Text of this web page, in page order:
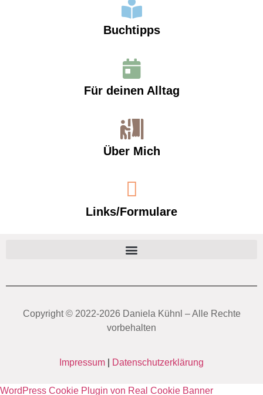
Buchtipps
Für deinen Alltag
Über Mich
Links/Formulare
Copyright ©️ 2022-2026 Daniela Kühnl – Alle Rechte
vorbehalten
Impressum Datenschutzerklärung
WordPress Cookie Plugin von Real Cookie Banner